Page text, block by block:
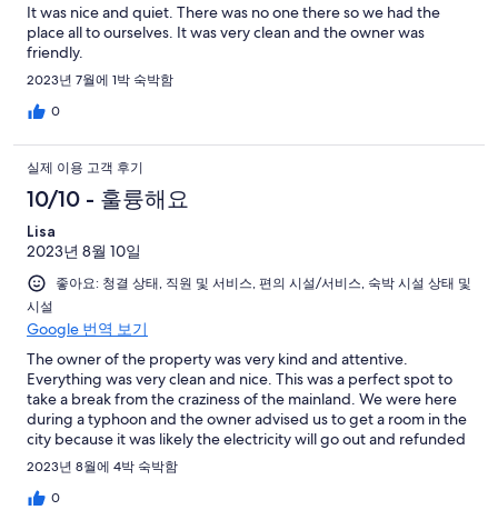
It was nice and quiet. There was no one there so we had the
place all to ourselves. It was very clean and the owner was
friendly.
2023년 7월에 1박 숙박함
0
실제 이용 고객 후기
10/10 - 훌륭해요
Lisa
2023년 8월 10일
좋아요: 청결 상태, 직원 및 서비스, 편의 시설/서비스, 숙박 시설 상태 및
시설
Google 번역 보기
The owner of the property was very kind and attentive.
Everything was very clean and nice. This was a perfect spot to
take a break from the craziness of the mainland. We were here
during a typhoon and the owner advised us to get a room in the
city because it was likely the electricity will go out and refunded
us for the last night. Will definitely come back again. There
aren't too many restaurants around but it is manageable by cab
or with a rental car.
2023년 8월에 4박 숙박함
0